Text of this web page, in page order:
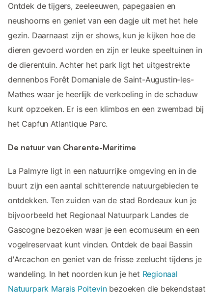
Ontdek de tijgers, zeeleeuwen, papegaaien en
neushoorns en geniet van een dagje uit met het hele
gezin. Daarnaast zijn er shows, kun je kijken hoe de
dieren gevoerd worden en zijn er leuke speeltuinen in
de dierentuin. Achter het park ligt het uitgestrekte
dennenbos Forêt Domaniale de Saint-Augustin-les-
Mathes waar je heerlijk de verkoeling in de schaduw
kunt opzoeken. Er is een klimbos en een zwembad bij
het Capfun Atlantique Parc.
De natuur van Charente-Maritime
La Palmyre ligt in een natuurrijke omgeving en in de
buurt zijn een aantal schitterende natuurgebieden te
ontdekken. Ten zuiden van de stad Bordeaux kun je
bijvoorbeeld het Regionaal Natuurpark Landes de
Gascogne bezoeken waar je een ecomuseum en een
vogelreservaat kunt vinden. Ontdek de baai Bassin
d'Arcachon en geniet van de frisse zeelucht tijdens je
wandeling. In het noorden kun je het Regionaal
Natuurpark Marais Poitevinbezoeken die bekendstaat